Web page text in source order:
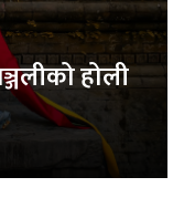
होली